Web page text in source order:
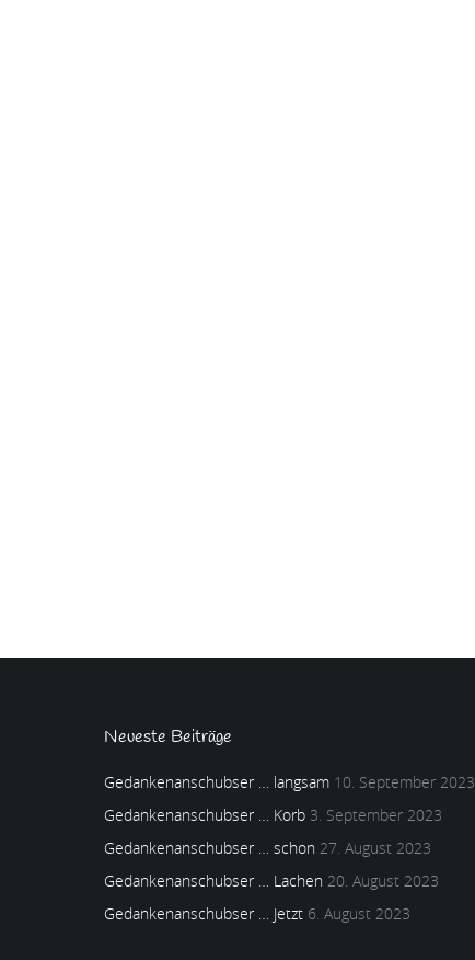
Neueste Beiträge
Gedankenanschubser … langsam 10. September 2023
Gedankenanschubser … Korb 3. September 2023
Gedankenanschubser … schon 27. August 2023
Gedankenanschubser … Lachen 20. August 2023
Gedankenanschubser … Jetzt 6. August 2023